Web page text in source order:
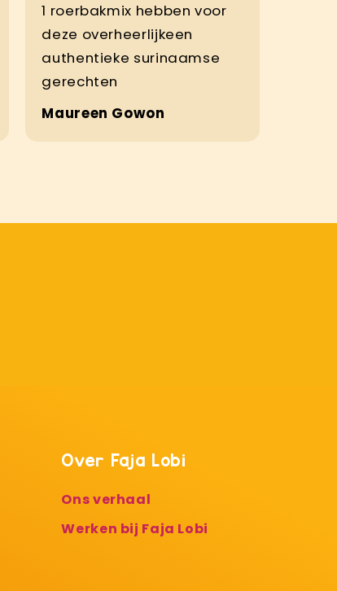
1 roerbakmix hebben voor
deze overheerlijkeen
authentieke surinaamse
gerechten
Maureen Gowon
Over Faja Lobi
Ons verhaal
Werken bij Faja Lobi